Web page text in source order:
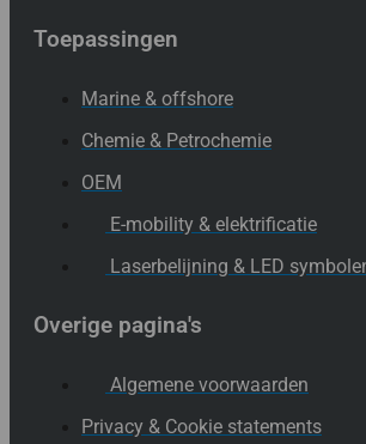
Toepassingen
Marine & offshore
Chemie & Petrochemie
OEM
E-mobility & elektrificatie
Laserbelijning & LED
Overige pagina's
Algemene voorwaarden
Privacy & Cookie statements